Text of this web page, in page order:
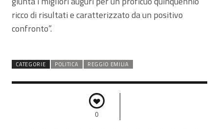
ricco di risultati e caratterizzato da un positivo
confronto”.
CATEGORIE POLITICA REGGIO EMILIA
0